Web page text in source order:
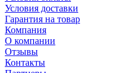
Условия доставки
Гарантия на товар
Компания
О компании
Отзывы
Контакты